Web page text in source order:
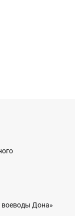
воеводы Дона»